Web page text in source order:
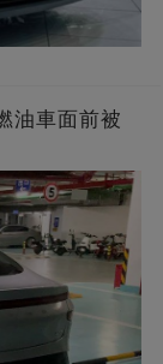
油車面前被